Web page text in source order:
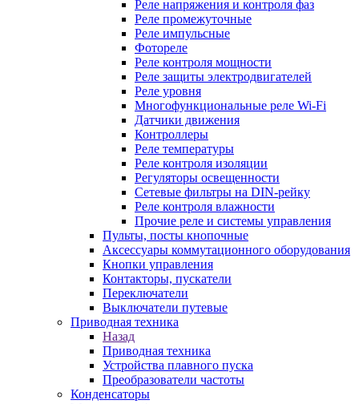
Реле напряжения и контроля фаз
Реле промежуточные
Реле импульсные
Фотореле
Реле контроля мощности
Реле защиты электродвигателей
Реле уровня
Многофункциональные реле Wi-Fi
Датчики движения
Контроллеры
Реле температуры
Реле контроля изоляции
Регуляторы освещенности
Сетевые фильтры на DIN-рейку
Реле контроля влажности
Прочие реле и системы управления
Пульты, посты кнопочные
Аксессуары коммутационного оборудования
Кнопки управления
Контакторы, пускатели
Переключатели
Выключатели путевые
Приводная техника
Назад
Приводная техника
Устройства плавного пуска
Преобразователи частоты
Конденсаторы